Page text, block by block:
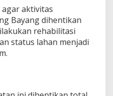
aktivitas
Bayang dihentikan
rehabilitasi
status lahan menjadi